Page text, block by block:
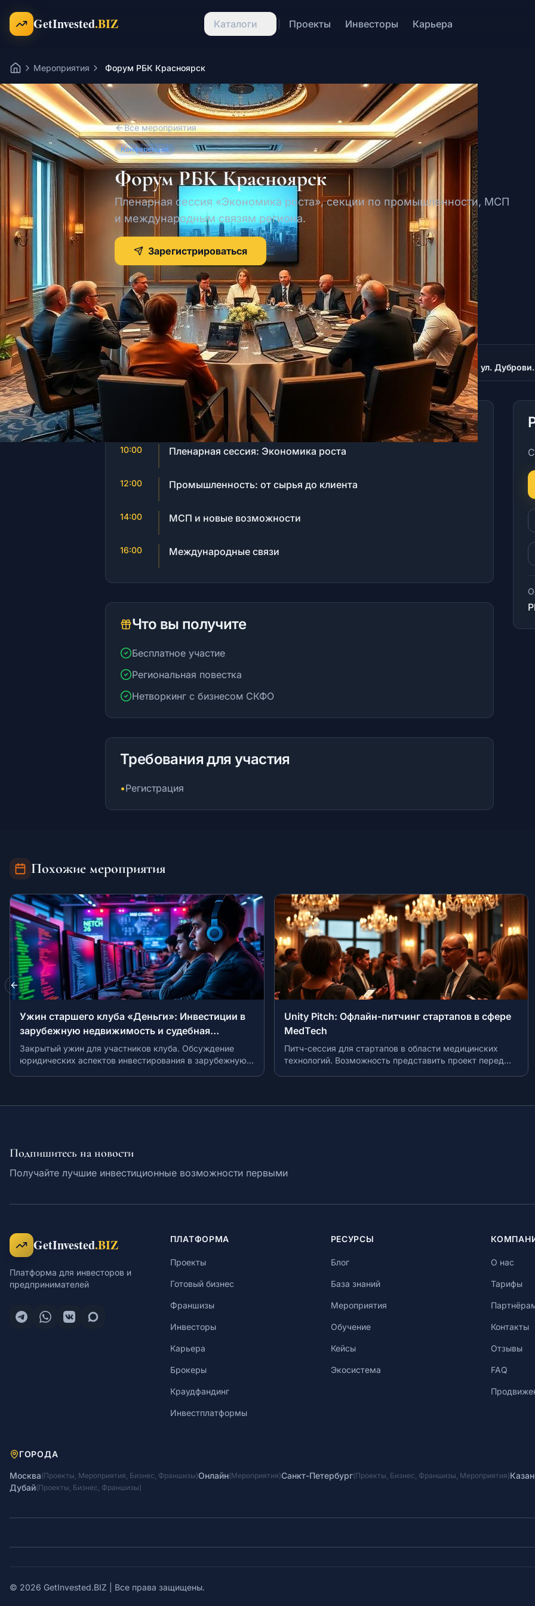
GetInvested.BIZ Каталоги Проекты Инвесторы Карьера
ГлавнаяМероприятия Форум РБК Красноярск
Все мероприятия
Конференция
Форум РБК Красноярск
Пленарная сессия «Экономика роста», секции по промышленности, МСП
и международным связям региона.
Зарегистрироваться
Дата
26 ноября 2026 г.
Время
10:00
Место
Программа
10:00 Пленарная сессия: Экономика роста
12:00 Промышленность: от сырья до клиента
14:00 МСП и новые возможности
16:00 Международные связи
Что вы получите
Бесплатное участие
Региональная повестка
Нетворкинг с бизнесом СКФО
Требования для участия
•Регистрация
Похожие мероприятия
Unity Pitch: Офлайн-питчинг стартапов в сфере
MedTech
Питч-сессия для стартапов в области медицинских
технологий. Возможность представить проект перед
Город как точка сборки: инвестиции,
строительство, креатив, сообщества
Митап МТПП о развитии предпринимательства через
повышение инвестиционной привлекательности Москвы
Previous slide
Подпишитесь на новости
Получайте лучшие инвестиционные возможности первыми
GetInvested.BIZ
Платформа для инвесторов и
предпринимателей
ПЛАТФОРМА
Проекты
Готовый бизнес
Франшизы
Инвесторы
Карьера
Брокеры
Краудфандинг
Инвестплатформы
РЕСУРСЫ
Блог
База знаний
Мероприятия
Обучение
Кейсы
Экосистема
О нас
Тарифы
Контакты
Отзывы
FAQ
ГОРОДА
Москва(Проекты, Мероприятия, Бизнес, Франшизы)Онлайн(Мероприятия)Санкт-Петербург(Проекты, Бизнес, Франшизы, Мероприятия)
Дубай(Проекты, Бизнес, Франшизы)
© 2026 GetInvested.BIZ | Все права защищены.